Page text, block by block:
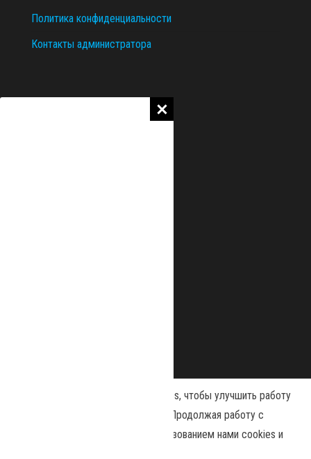
Политика конфиденциальности
Контакты администратора
Наш сайт использует файлы cookies, чтобы улучшить работу
и повысить эффективность сайта. Продолжая работу с
сайтом, вы соглашаетесь с использованием нами cookies и